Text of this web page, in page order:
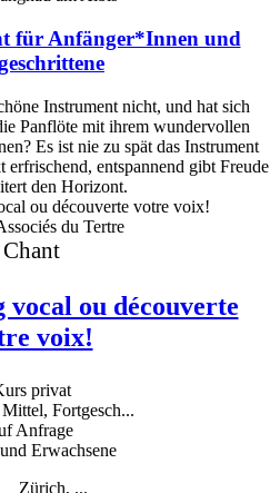
für Anfänger*Innen und
Instrument nicht, und hat sich
Panflöte mit ihrem wundervollen
Es ist nie zu spät das Instrument
entspannend gibt Freude
den Horizont.
du Tertre
Chant
vocal ou découverte
voix!
privat
Fortgesch...
Anfrage
Erwachsene
Zürich, ...